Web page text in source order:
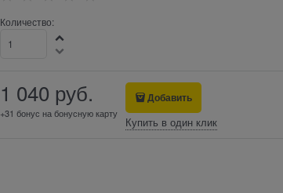
Количество:
1 040 руб.
+31 бонус на бонусную карту
Добавить
Купить в один клик